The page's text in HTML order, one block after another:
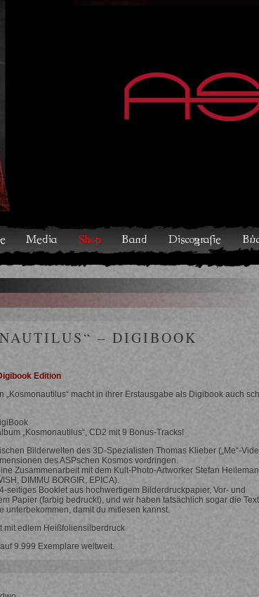
Discografie Bücher und Comics Kontakt
– DIGIBOOK
Edition
„Kosmonautilus“ macht in ihrer Erstausgabe als Digibook auch
„Kosmonautilus“, CD2 mit 9 Bonus-Tracks!
Bilderwelten des 3D-Spezialisten Thomas Klieber („Me“-
des ASPschen Kosmos vordringen.
Zusammenarbeit mit dem Kult-Photo-Artworker Stefan
DIMMU BORGIR, EPICA).
seitiges Booklet aus hochwertigem Bilderdruckpapier, Vor- und
Papier (farbig bedruckt), und wir haben tatsächlich sogar die
unterbekommen, damit du mitlesen kannst.
mit edlem Heißfoliensilberdruck
9.999 Exemplare weltweit.